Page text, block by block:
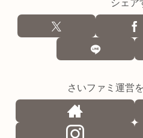
シェア
さいファミ運営